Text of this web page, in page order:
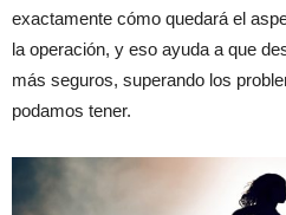
exactamente cómo quedará el
la operación, y eso ayuda a que
más seguros, superando los
podamos tener.